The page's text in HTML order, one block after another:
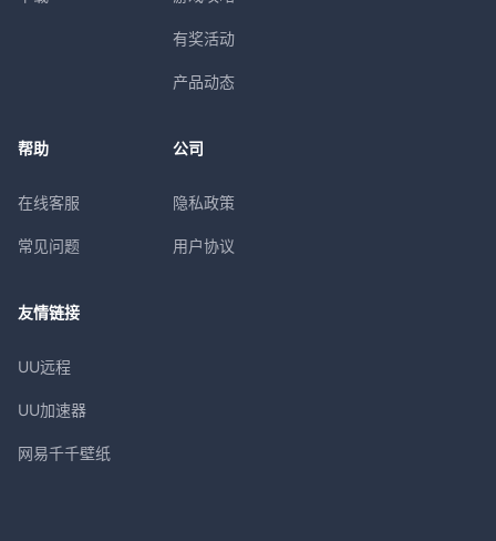
有奖活动
产品动态
帮助
在线客服
常见问题
公司
隐私政策
用户协议
友情链接
UU远程
UU加速器
网易千千壁纸